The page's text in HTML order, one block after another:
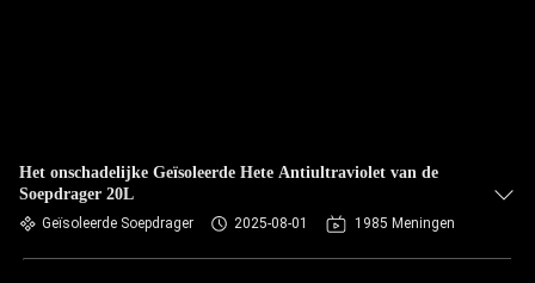
Het onschadelijke Geïsoleerde Hete Antiultraviolet van de
Soepdrager 20L
Geïsoleerde Soepdrager 2025-08-01 1985 Meningen